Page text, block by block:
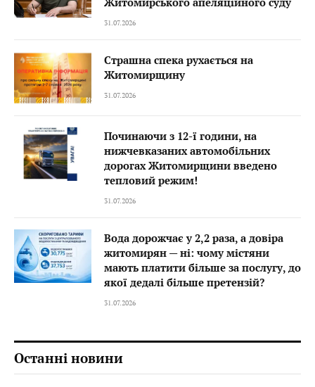
31.07.2026
Страшна спека рухається на
Житомирщину
31.07.2026
Починаючи з 12-ї години, на
нижчевказаних автомобільних
дорогах Житомирщини введено
тепловий режим!
31.07.2026
Вода дорожчає у 2,2 раза, а довіра
житомирян — ні: чому містяни
мають платити більше за послугу, до
якої дедалі більше претензій?
31.07.2026
Останні новини